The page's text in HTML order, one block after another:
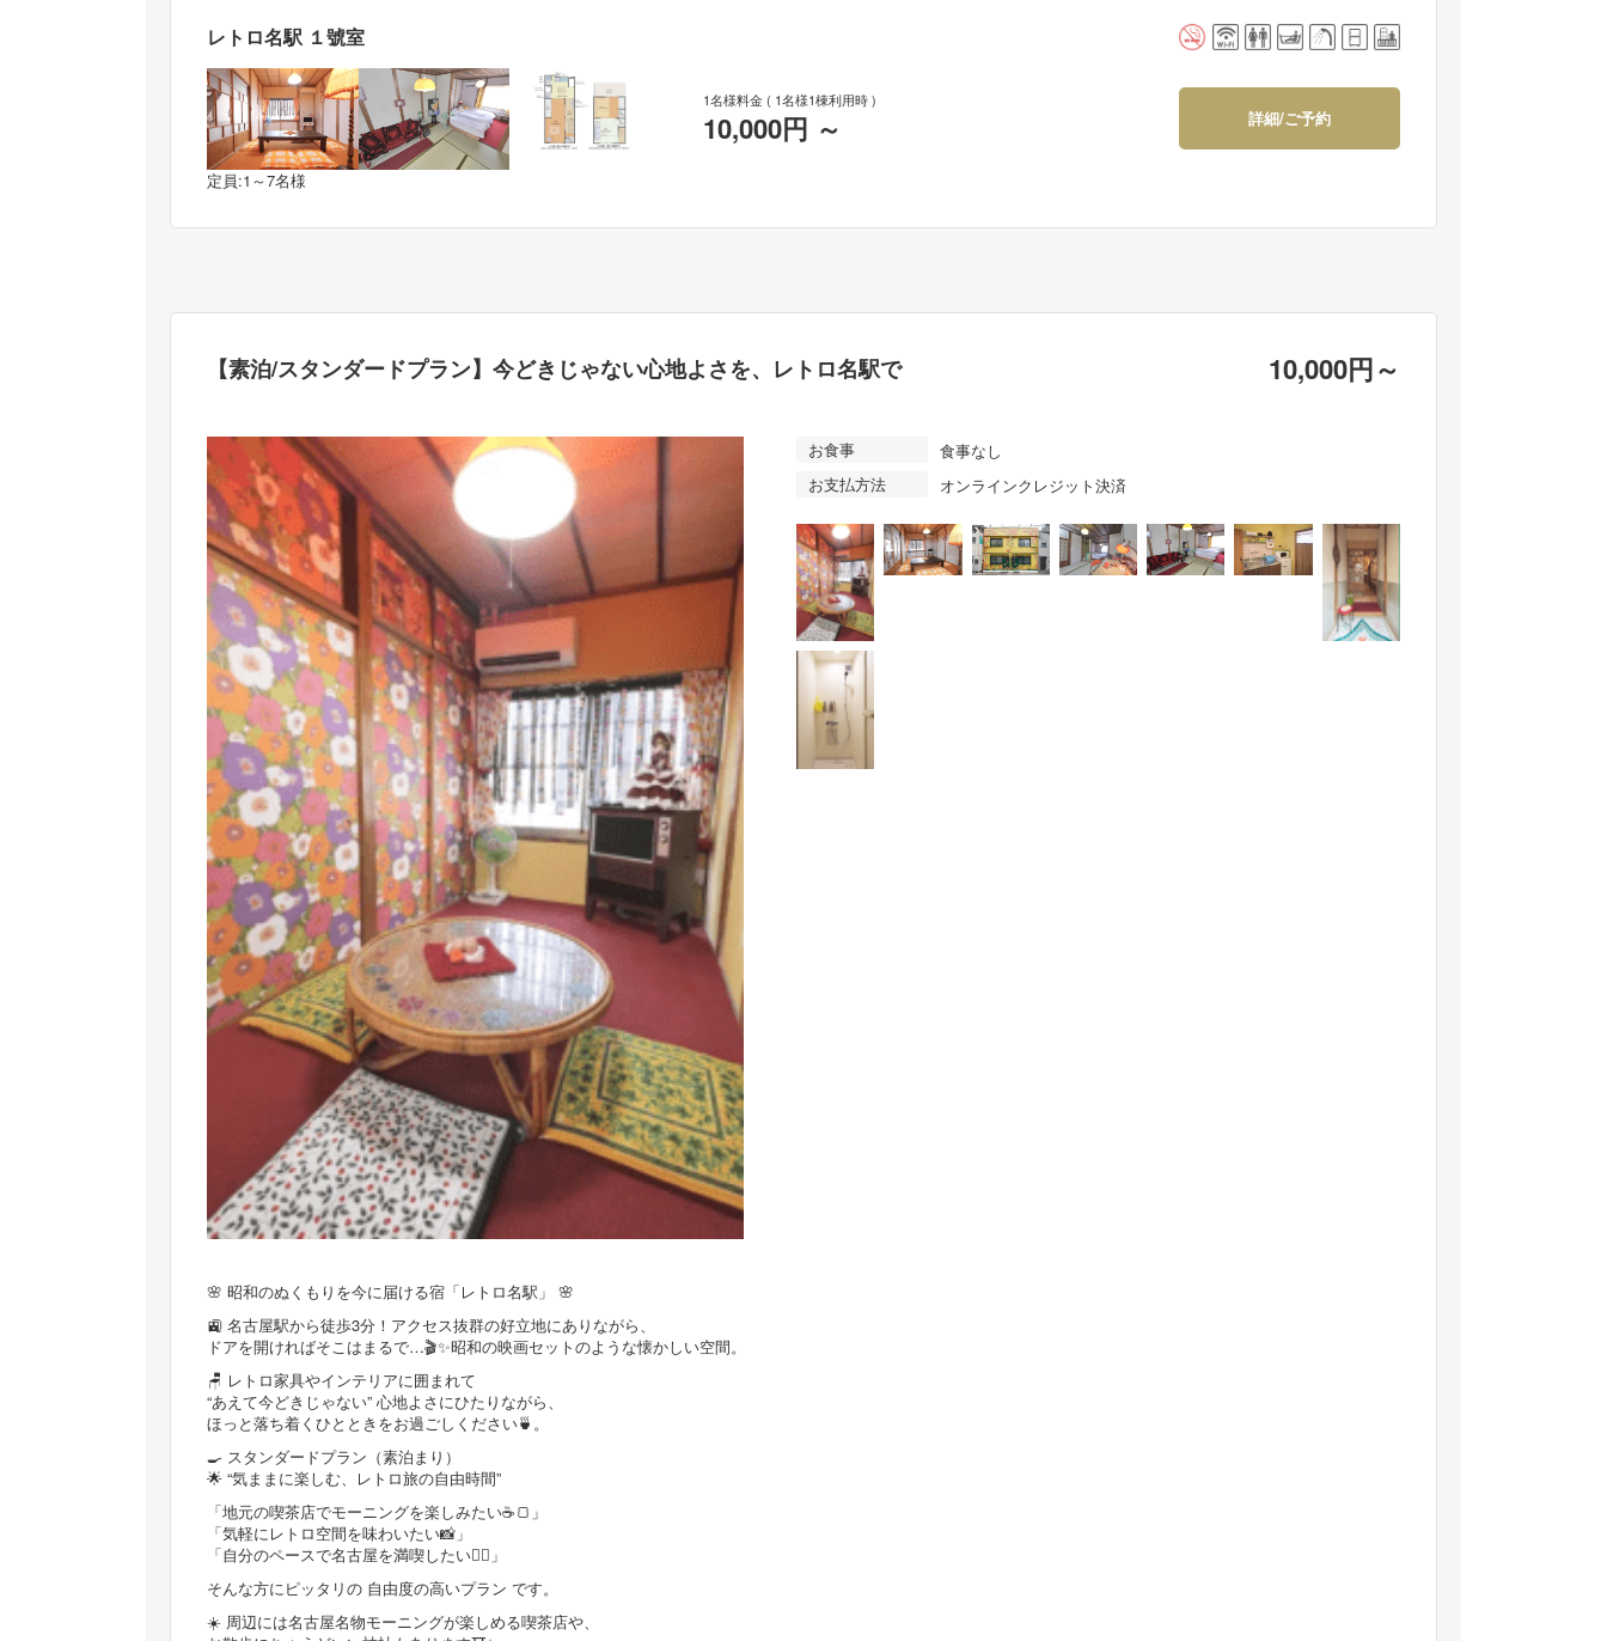
レトロ名駅 １號室
1名様料金 ( 1名様1棟利用時 )
10,000円 ～ 詳細/ご予約
定員:1～7名様
【素泊/スタンダードプラン】今どきじゃない心地よさを、レトロ名駅で 10,000円～
お食事
食事なし
お支払方法
オンラインクレジット決済
🌸 昭和のぬくもりを今に届ける宿「レトロ名駅」 🌸
🚉 名古屋駅から徒歩3分！アクセス抜群の好立地にありながら、
ドアを開ければそこはまるで…🎬✨昭和の映画セットのような懐かしい空間。
🪑 レトロ家具やインテリアに囲まれて
“あえて今どきじゃない” 心地よさにひたりながら、
ほっと落ち着くひとときをお過ごしください🍵。
🍳 スタンダードプラン（素泊まり）
🌟 “気ままに楽しむ、レトロ旅の自由時間”
「地元の喫茶店でモーニングを楽しみたい☕🍞」
「気軽にレトロ空間を味わいたい📸」
「自分のペースで名古屋を満喫したい🚶‍♀️」
そんな方にピッタリの 自由度の高いプラン です。
☀️ 周辺には名古屋名物モーニングが楽しめる喫茶店や、